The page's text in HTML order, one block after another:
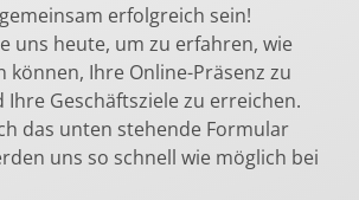
erfolgreich sein!
uns heute, um zu erfahren, wie
können, Ihre Online-Präsenz zu
Geschäftsziele zu erreichen.
das unten stehende Formular
uns so schnell wie möglich bei